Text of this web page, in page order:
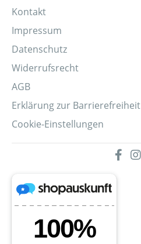
Kontakt
Impressum
Datenschutz
Widerrufsrecht
AGB
Erklärung zur Barrierefreiheit
Cookie-Einstellungen